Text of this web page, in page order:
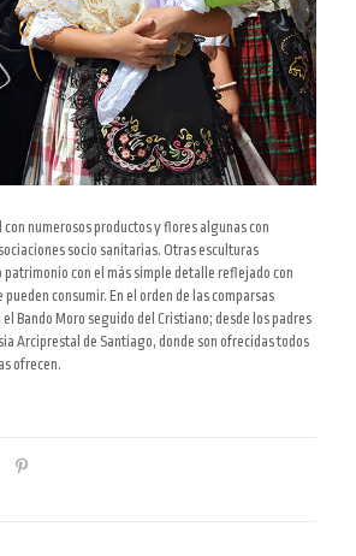
numerosos productos y flores algunas con
socio sanitarias. Otras esculturas
con el más simple detalle reflejado con
pueden consumir. En el orden de las comparsas
Bando Moro seguido del Cristiano; desde los padres
Arciprestal de Santiago, donde son ofrecidas todos
ofrecen.